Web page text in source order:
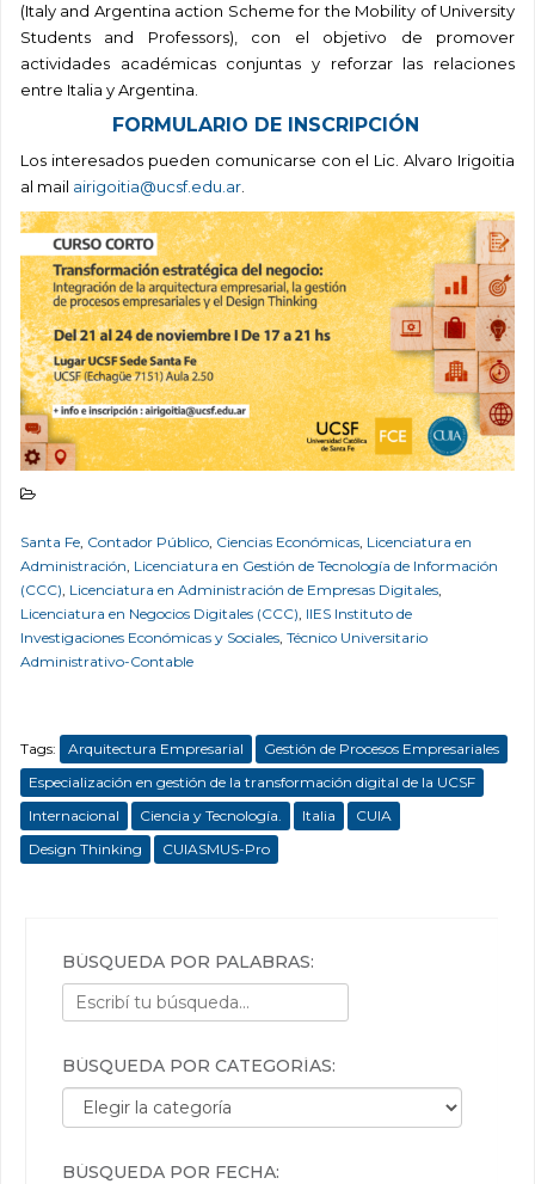
(Italy and Argentina action Scheme for the Mobility of University
Students and Professors), con el objetivo de promover
actividades académicas conjuntas y reforzar las relaciones
entre Italia y Argentina.
FORMULARIO DE INSCRIPCIÓN
Los interesados pueden comunicarse con el Lic. Alvaro Irigoitia
al mail airigoitia@ucsf.edu.ar
Santa Fe Contador Público Ciencias Económicas Licenciatura en
Administración Licenciatura en Gestión de Tecnología de Información
(CCC) Licenciatura en Administración de Empresas Digitales
Licenciatura en Negocios Digitales (CCC) IIES Instituto de
Investigaciones Económicas y Sociales Técnico Universitario
Administrativo-Contable
Tags: Arquitectura Empresarial
Gestión de Procesos Empresariales
Especialización en gestión de la transformación digital de la UCSF
Internacional
Ciencia y Tecnología. Italia
CUIA
Design Thinking
CUIASMUS-Pro
BÚSQUEDA POR PALABRAS:
BÚSQUEDA POR CATEGORÍAS:
Búsqueda por categorías:
BÚSQUEDA POR FECHA: